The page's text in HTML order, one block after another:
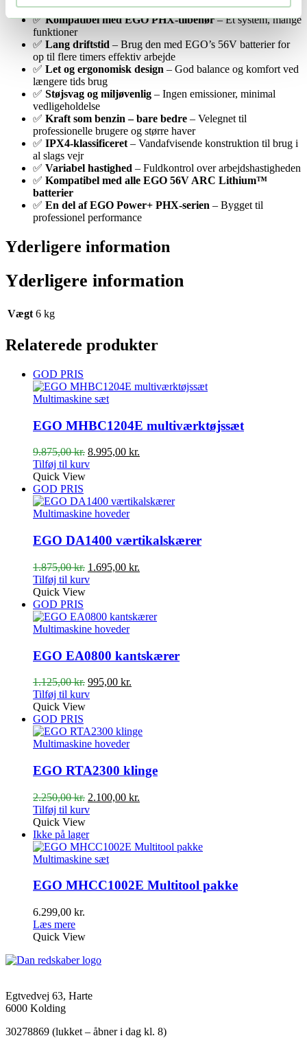
selv under belastning
✅Kompatibel med EGO PHX-tilbehør– Ét system, mange
funktioner
✅ Lang driftstid – Brug den med EGO’s 56V batterier for
op til flere timers effektiv arbejde
✅ Let og ergonomisk design – God balance og komfort ved
længere tids brug
✅ Støjsvag og miljøvenlig – Ingen emissioner, minimal
vedligeholdelse
✅ Kraft som benzin – bare bedre – Velegnet til
professionelle brugere og større haver
✅ IPX4-klassificeret – Vandafvisende konstruktion til brug i
al slags vejr
✅ Variabel hastighed – Fuldkontrol over arbejdshastigheden
✅ Kompatibel med alle EGO 56V ARC Lithium™
batterier
✅ En del af EGO Power+ PHX-serien – Bygget til
professionel performance
Yderligere information
Yderligere information
Vægt 6 kg
Relaterede produkter
GOD PRIS
Multimaskine sæt
EGO MHBC1204E multiværktøjssæt
9.875,00kr. Den
oprindelige
9.875,00 kr..
8.995,00 kr.
8.995,00 kr..
Tilføj til kurv
Quick View
GOD PRIS
Multimaskine hoveder
EGO DA1400 værtikalskærer
1.875,00kr. Den
oprindelige
1.875,00 kr..
1.695,00 kr.
1.695,00 kr..
Tilføj til kurv
Quick View
GOD PRIS
Multimaskine hoveder
EGO EA0800 kantskærer
1.125,00kr. Den
oprindelige
1.125,00 kr..
995,00 kr.
995,00 kr..
Tilføj til kurv
Quick View
GOD PRIS
Multimaskine hoveder
EGO RTA2300 klinge
2.250,00kr. Den
oprindelige
var:
2.250,00 kr..
2.100,00 kr.
2.100,00 kr..
Tilføj til kurv
Quick View
Ikke på lager
Multimaskine sæt
EGO MHCC1002E Multitool pakke
6.299,00 kr.
Læs mere
Quick View
Egtvedvej 63, Harte
6000 Kolding
30278869 (lukket – åbner i dag kl. 8)